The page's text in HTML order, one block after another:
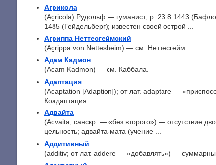
Агрикола
(Agricola) Рудольф — гуманист; p. 23.8.1443
1485 (Гейдельберг); известен своей острой ...
Агриппа Неттесгеймский
(Agrippa von Nettesheim) — см. Неттесгейм.
Адам Кадмон
(Adam Kadmon) — см. Каббала.
Адаптация
(Adaptation [Adaption]); от лат. adaptare —
Коадаптация.
Адвайта
(Advaita; санскр. — «без второго») — отсутствие
цельность; адвайта-мата (учение ...
Аддитивный
(additiv; от лат. addere — «добавлять») —